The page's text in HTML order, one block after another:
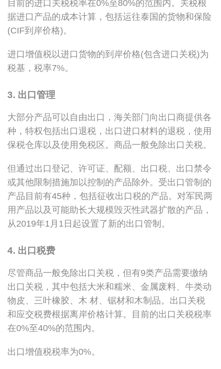
目前的进口关税税率在0%至80%的范围内。关税根
据进口产品的成本计算，包括运往泰国的货物和保险
(CIF到岸价格)。
进口增值税以进口货物的到岸价格(包含进口关税)为
税基，税率7%。
3. 出口管理
大部分产品可以自由出口，海关部门向出口商提供各
种，特权包括出口退税，出口进口材料的退税，使用
保税仓库以及使用免税区。商品一般免除出口关税。
但通过出口登记、许可证、配额、出口税、出口禁令
或其他限制措施加以控制的产品除外。受出口管制的
产品目前有45种，包括征收出口税的产品。对军民两
用产品以及可能助长大规模毁灭性武器扩散的产品，
从2019年1月1日起设置了新的出口管制。
4. 出口税费
尽管商品一般免除出口关税，但有9类产品需要缴纳
出口关税，其中包括大米和糯米、金属废料、牛类动
物皮、三叶橡胶、木 材、锯材和木制品。出口关税
和应交税费根据离岸价格计算。目前的出口关税税率
在0%至40%的范围内。
出口增值税税率为0%。